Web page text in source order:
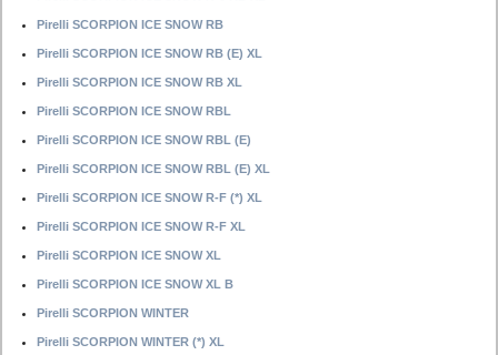
Pirelli SCORPION ICE SNOW RB
Pirelli SCORPION ICE SNOW RB (E) XL
Pirelli SCORPION ICE SNOW RB XL
Pirelli SCORPION ICE SNOW RBL
Pirelli SCORPION ICE SNOW RBL (E)
Pirelli SCORPION ICE SNOW RBL (E) XL
Pirelli SCORPION ICE SNOW R-F (*) XL
Pirelli SCORPION ICE SNOW R-F XL
Pirelli SCORPION ICE SNOW XL
Pirelli SCORPION ICE SNOW XL B
Pirelli SCORPION WINTER
Pirelli SCORPION WINTER (*) XL